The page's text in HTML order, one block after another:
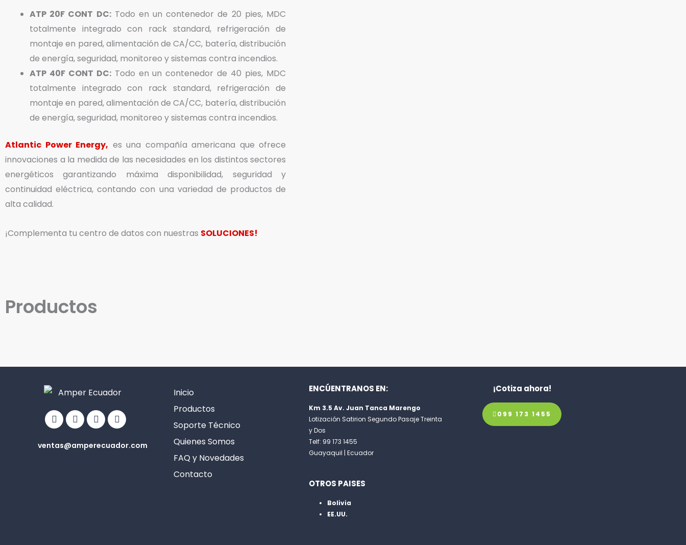
ATP 20F CONT DC:Todo en un contenedor de 20 pies, MDC
totalmente integrado con rack standard, refrigeración de
montaje en pared, alimentación de CA/CC, batería, distribución
de energía, seguridad, monitoreo y sistemas contra incendios.
ATP 40F CONT DC:Todo en un contenedor de 40 pies, MDC
totalmente integrado con rack standard, refrigeración de
montaje en pared, alimentación de CA/CC, batería, distribución
de energía, seguridad, monitoreo y sistemas contra incendios.
Atlantic Power Energy, es una compañía americana que ofrece
innovaciones a la medida de las necesidades en los distintos sectores
energéticos garantizando máxima disponibilidad, seguridad y
continuidad eléctrica, contando con una variedad de productos de
alta calidad.
¡Complementa tu centro de datos con nuestras SOLUCIONES!
Productos
circle
ventas@amperecuador.com
Inicio
Productos
Soporte Técnico
Quienes Somos
FAQ y Novedades
Contacto
ENCÚENTRANOS EN:
Km 3.5 Av. Juan Tanca Marengo
Lotización Satirion Segundo Pasaje Treinta
y Dos
Telf: 99 173 1455
Guayaquil | Ecuador
OTROS PAISES
Bolivia
EE.UU.
¡Cotiza ahora!
099 173 1455